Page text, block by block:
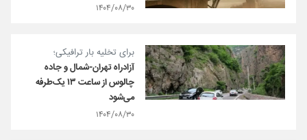
۱۴۰۴/۰۸/۳۰
برای تخلیه بار ترافیکی؛
آزادراه تهران-شمال و جاده
چالوس از ساعت ۱۳ یک‌طرفه
می‌شود
۱۴۰۴/۰۸/۳۰